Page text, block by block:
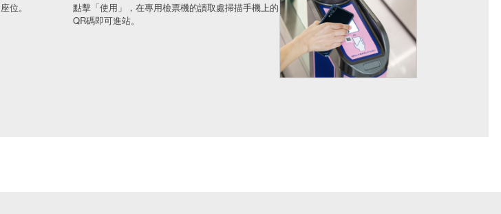
位。
點擊「使用」，在專用檢票機的讀取處掃描手機上的
QR碼即可進站。